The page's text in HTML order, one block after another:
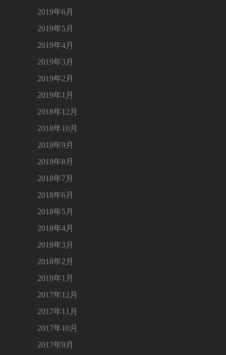
2019年6月
2019年5月
2019年4月
2019年3月
2019年2月
2019年1月
2018年12月
2018年10月
2018年9月
2018年8月
2018年7月
2018年6月
2018年5月
2018年4月
2018年3月
2018年2月
2018年1月
2017年12月
2017年11月
2017年10月
2017年9月